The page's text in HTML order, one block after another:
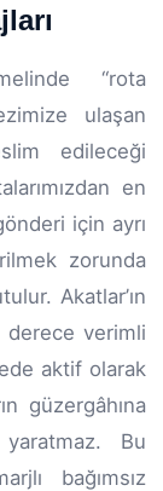
“rota
ulaşan
edileceği
en
için ayrı
zorunda
Akatlar’ın
derece verimli
aktif olarak
güzergâhına
Bu
bağımsız